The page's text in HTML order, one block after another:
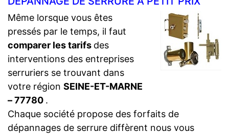
Même lorsque vous êtes
pressés par le temps, il faut
comparer les tarifs des
interventions des entreprises
serruriers se trouvant dans
votre région SEINE-ET-MARNE
– 77780 .
Chaque société propose des forfaits de
dépannages de serrure diffèrent nous vous